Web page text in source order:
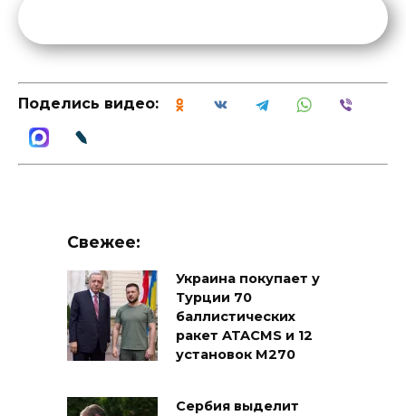
Поделись видео:
Свежее:
Украина покупает у
Турции 70
баллистических
ракет ATACMS и 12
установок M270
Сербия выделит